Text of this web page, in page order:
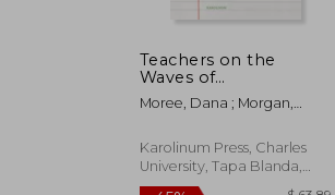
Teachers on the
Waves of
Transformation:
School Culture Before
Inglés)
Moree, Dana ; Morgan,
Karolinum Press, Charles
University, Tapa Blanda,
Nuevo